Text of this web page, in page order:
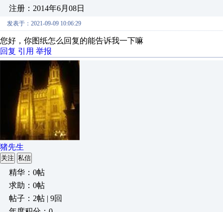
注册：2014年6月08日
发表于：2021-09-09 10:06:29
您好，你图纸怎么回复的能告诉我一下嘛
回复 引用 举报
猪先生
关注 私信
精华：0帖
求助：0帖
帖子：2帖 | 9回